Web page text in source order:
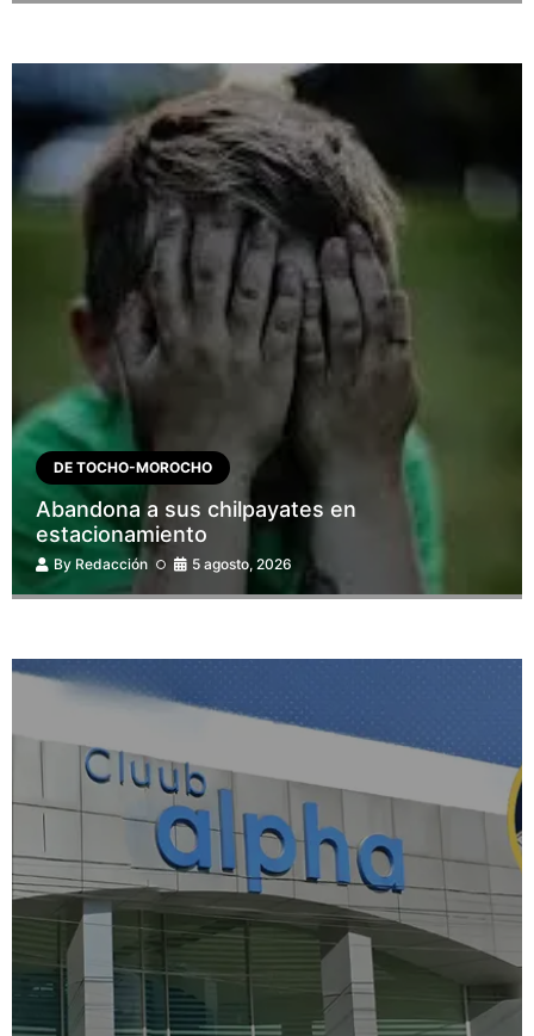
DE TOCHO-MOROCHO
Abandona a sus chilpayates en
estacionamiento
By Redacción 5 agosto, 2026